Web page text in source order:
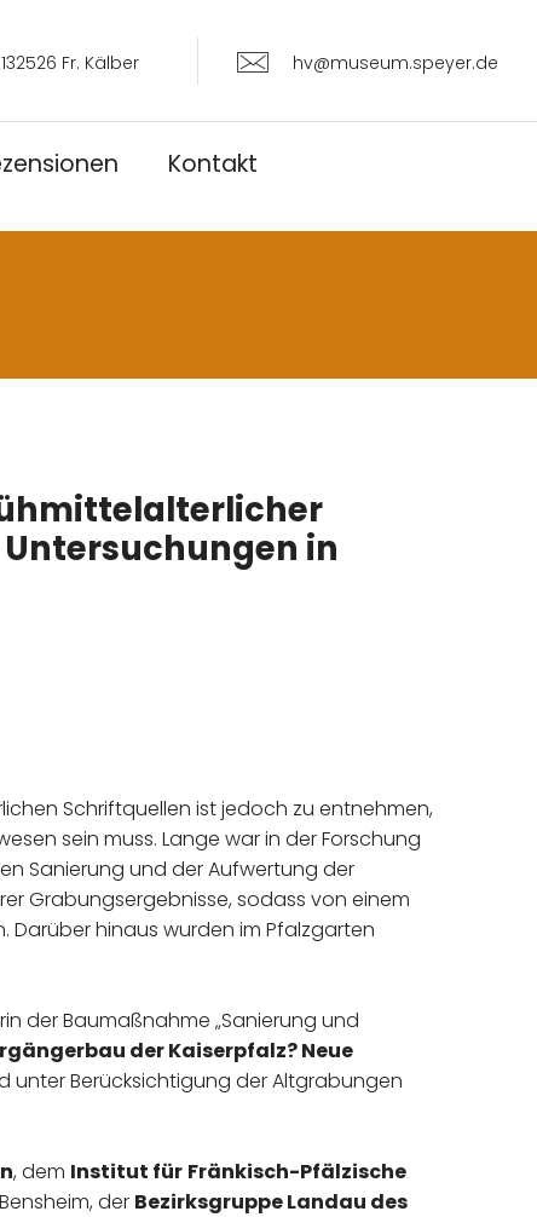
Fr. Kälber hv@museum.speyer.de
Kontakt
in
Schriftquellen ist jedoch zu entnehmen,
sein muss. Lange war in der Forschung
Sanierung und der Aufwertung der
Grabungsergebnisse, sodass von einem
hinaus wurden im Pfalzgarten
der Baumaßnahme „Sanierung und
der Kaiserpfalz? Neue
unter Berücksichtigung der Altgrabungen
, dem Institut für Fränkisch-Pfälzische
der Bezirksgruppe Landau des